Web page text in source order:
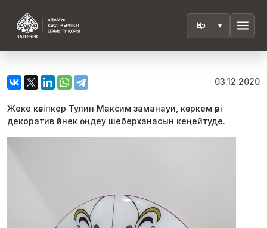
menu
03.12.2020
Жеке кәсіпкер Тулин Максим заманауи, көркем әрі
декоратив әйнек өңдеу шеберханасын кеңейтуде.